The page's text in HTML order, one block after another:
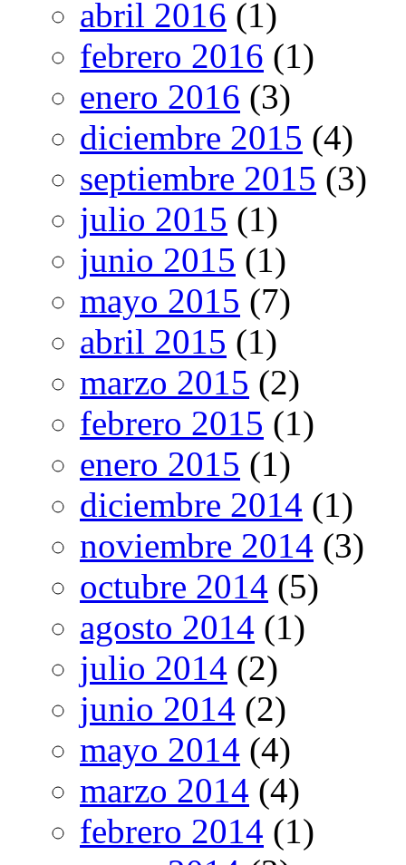
abril 2016 (1)
febrero 2016 (1)
enero 2016 (3)
diciembre 2015 (4)
septiembre 2015 (3)
julio 2015 (1)
junio 2015 (1)
mayo 2015 (7)
abril 2015 (1)
marzo 2015 (2)
febrero 2015 (1)
enero 2015 (1)
diciembre 2014 (1)
noviembre 2014 (3)
octubre 2014 (5)
agosto 2014 (1)
julio 2014 (2)
junio 2014 (2)
mayo 2014 (4)
marzo 2014 (4)
febrero 2014 (1)